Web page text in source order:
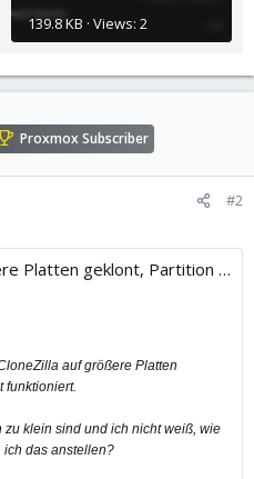
139.8 KB · Views: 2
Proxmox Subscriber
#2
geklont, Partition vergrößern, wie?'
auf größere Platten
funktioniert.
klein sind und ich nicht weiß, wie
ich das anstellen?